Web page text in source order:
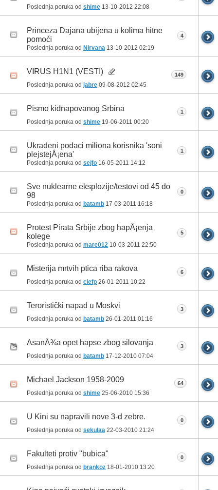
Poslednja poruka od shime 13-10-2012 22:08
Princeza Dajana ubijena u kolima hitne
pomoći
Poslednja poruka od Nirvana 13-10-2012 02:19
4
VIRUS H1N1 (VESTI)
Poslednja poruka od jabre 09-08-2012 02:45
149
Pismo kidnapovanog Srbina
Poslednja poruka od shime 19-06-2011 00:20
1
Ukradeni podaci miliona korisnika 'soni
plejstejÅ¡ena'
Poslednja poruka od sejfo 16-05-2011 14:12
1
Sve nuklearne eksplozije/testovi od 45 do
98
Poslednja poruka od batamb 17-03-2011 16:18
0
Protest Pirata Srbije zbog hapÅ¡enja
kolege
Poslednja poruka od mare012 10-03-2011 22:50
5
Misterija mrtvih ptica riba rakova
Poslednja poruka od ciefp 26-01-2011 10:22
6
Teroristički napad u Moskvi
Poslednja poruka od batamb 26-01-2011 01:16
3
AsanÅ¾a opet hapse zbog silovanja
Poslednja poruka od batamb 17-12-2010 07:04
3
Michael Jackson 1958-2009
Poslednja poruka od shime 25-06-2010 15:36
64
U Kini su napravili nove 3-d zebre.
Poslednja poruka od sekulaa 22-03-2010 21:24
0
Fakulteti protiv "bubica"
Poslednja poruka od brankoz 18-01-2010 13:20
0